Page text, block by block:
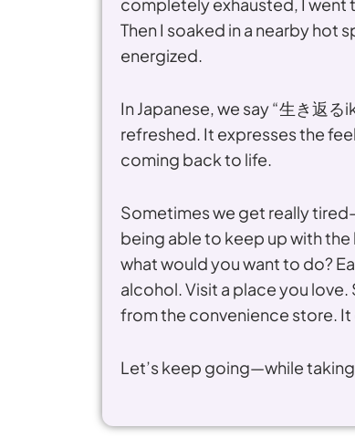
Then I soaked in a nearby hot
energized.
In Japanese, we say “生き返
refreshed. It expresses the
coming back to life.
Sometimes we get really
being able to keep up with
what would you want to do?
alcohol. Visit a place you
from the convenience store. It
Let’s keep going—while